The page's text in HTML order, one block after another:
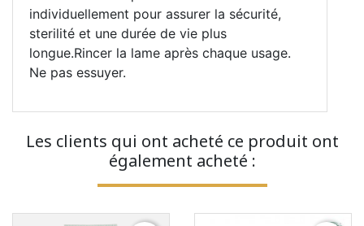
individuellement pour assurer la sécurité,
sterilité et une durée de vie plus
longue.Rincer la lame après chaque usage.
Ne pas essuyer.
Les clients qui ont acheté ce produit ont
également acheté :